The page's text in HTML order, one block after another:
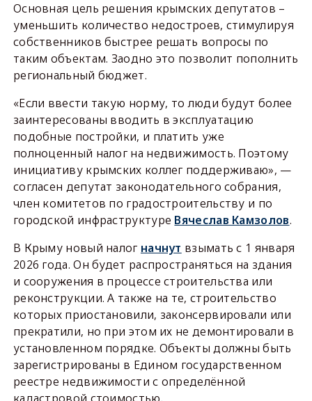
Основная цель решения крымских депутатов –
уменьшить количество недостроев, стимулируя
собственников быстрее решать вопросы по
таким объектам. Заодно это позволит пополнить
региональный бюджет.
«Если ввести такую норму, то люди будут более
заинтересованы вводить в эксплуатацию
подобные постройки, и платить уже
полноценный налог на недвижимость. Поэтому
инициативу крымских коллег поддерживаю», —
согласен депутат законодательного собрания,
член комитетов по градостроительству и по
городской инфраструктуре Вячеслав Камзолов.
В Крыму новый налог начнут взымать с 1 января
2026 года. Он будет распространяться на здания
и сооружения в процессе строительства или
реконструкции. А также на те, строительство
которых приостановили, законсервировали или
прекратили, но при этом их не демонтировали в
установленном порядке. Объекты должны быть
зарегистрированы в Едином государственном
реестре недвижимости с определённой